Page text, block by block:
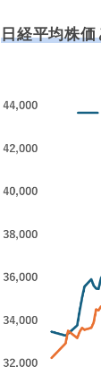
日経平均株